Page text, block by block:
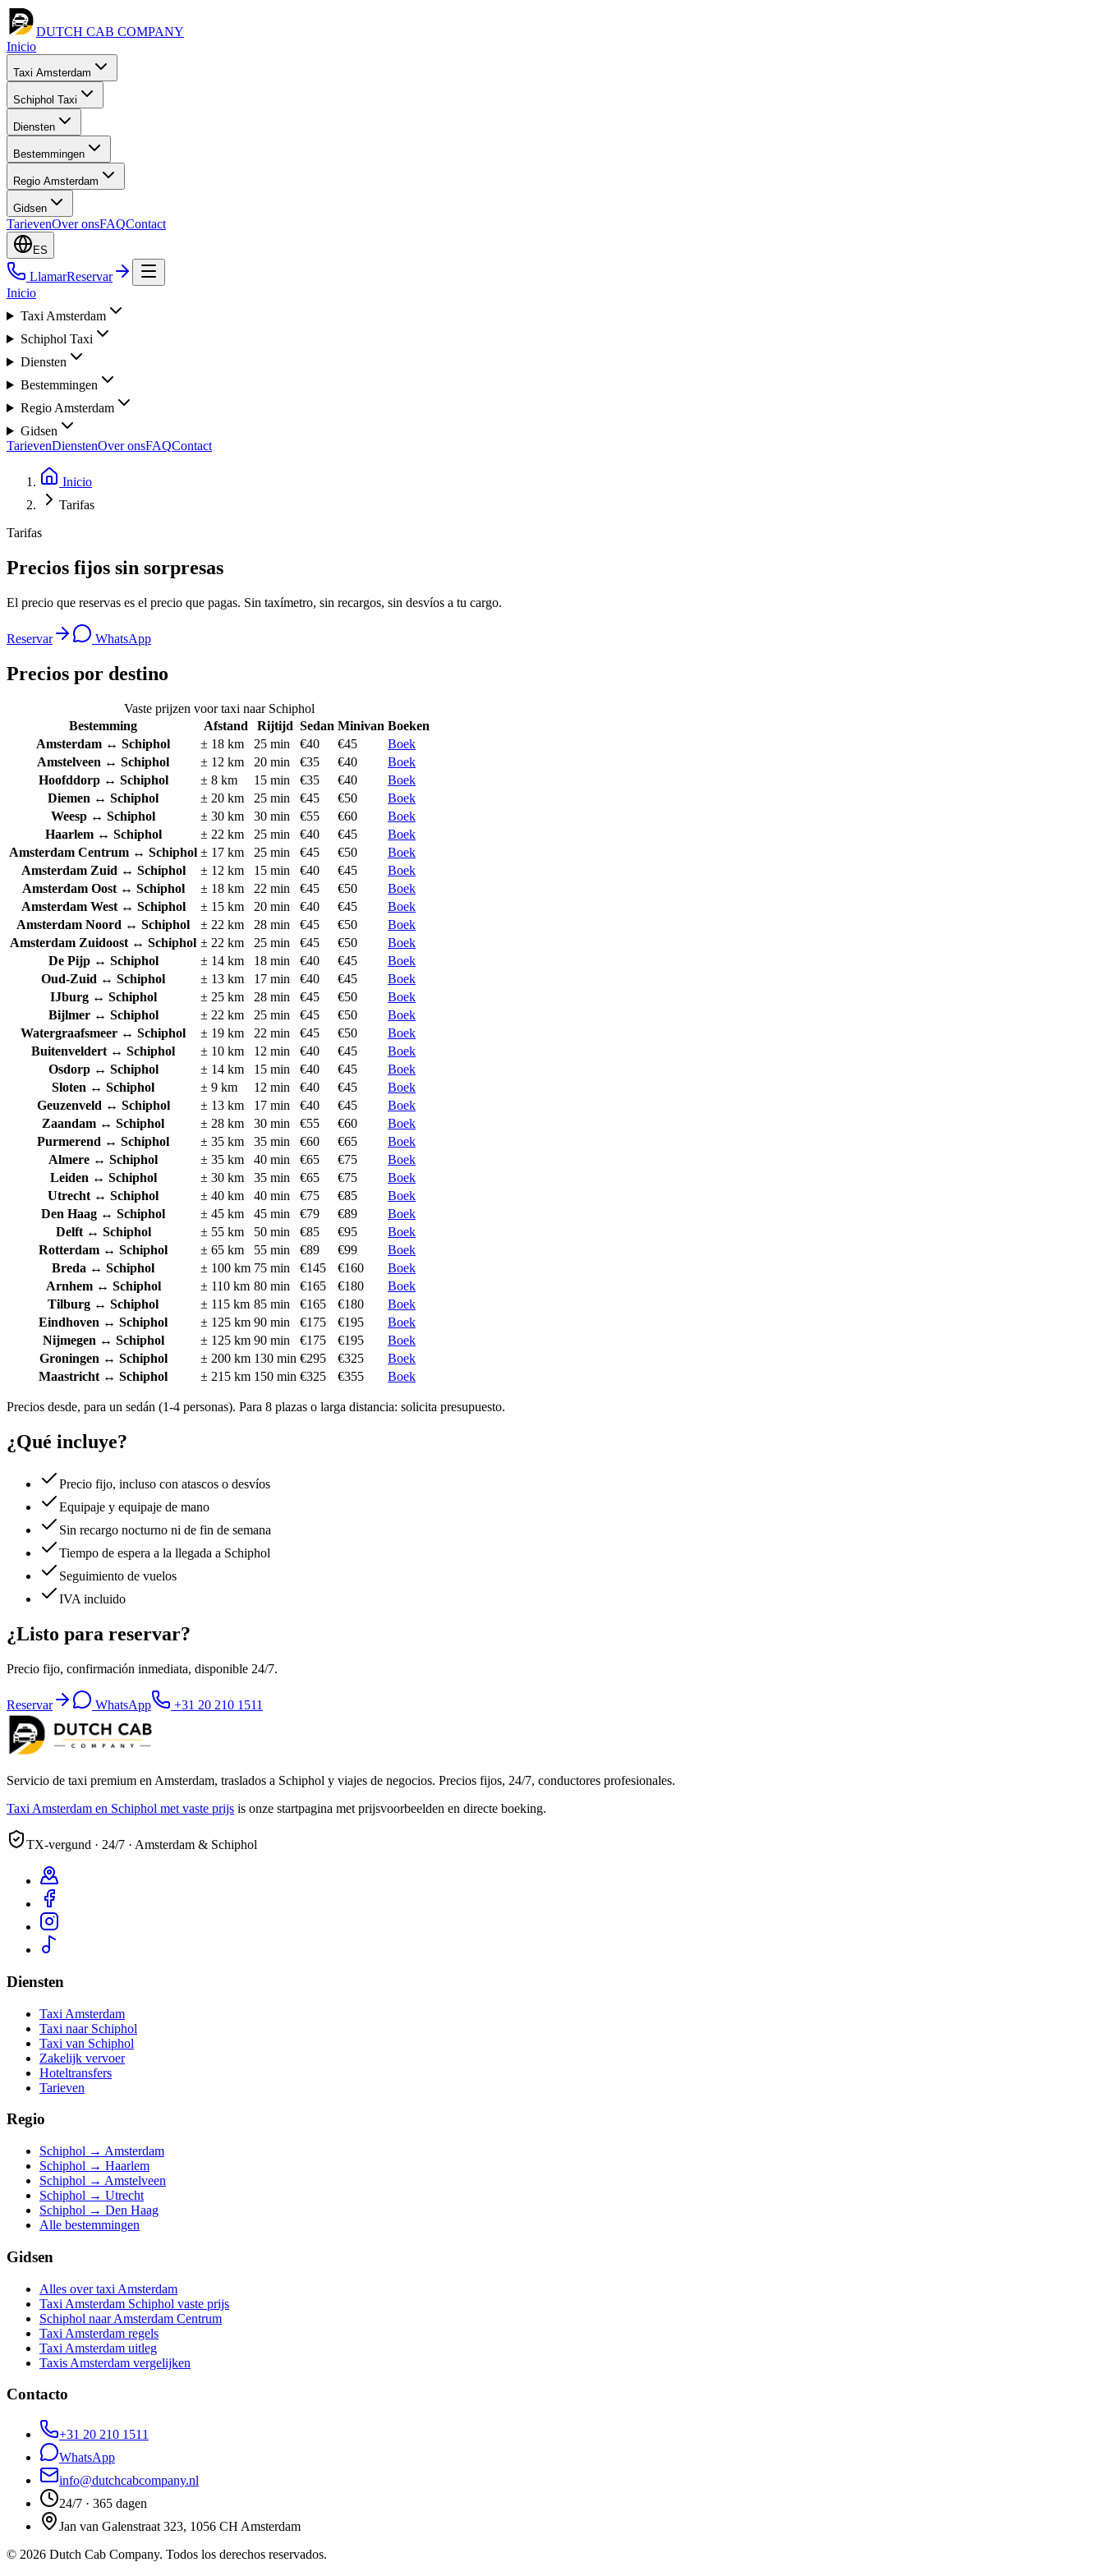
DUTCH CAB COMPANY
Inicio
Taxi Amsterdam
Schiphol Taxi
Diensten
Bestemmingen
Regio Amsterdam
Gidsen
TarievenOver onsFAQContact
ES
LlamarReservar
Inicio
Taxi Amsterdam
Schiphol Taxi
Diensten
Bestemmingen
Regio Amsterdam
Gidsen
TarievenDienstenOver onsFAQContact
Inicio
Tarifas
Tarifas
Precios fijos sin sorpresas
El precio que reservas es el precio que pagas. Sin taxímetro, sin recargos, sin desvíos a tu cargo.
Reservar WhatsApp
Precios por destino
Vaste prijzen voor taxi naar Schiphol
Bestemming
Afstand Rijtijd Sedan Minivan Boeken
Amsterdam ↔ Schiphol ± 18 km 25 min €40 €45
Boek
Amstelveen ↔ Schiphol ± 12 km 20 min €35 €40
Boek
Hoofddorp↔ Schiphol ± 8 km 15 min €35 €40
Boek
Diemen ↔ Schiphol ± 20 km 25 min €45 €50
Boek
Weesp ↔ Schiphol ± 30 km 30 min €55 €60
Boek
Haarlem↔ Schiphol ± 22 km 25 min €40 €45
Boek
Amsterdam Centrum ↔ Schiphol ± 17 km 25 min €45 €50
Boek
Amsterdam Zuid ↔ Schiphol ± 12 km 15 min €40 €45
Boek
Amsterdam Oost↔ Schiphol ± 18 km 22 min €45 €50
Boek
Amsterdam West↔ Schiphol ± 15 km 20 min €40 €45
Boek
Amsterdam Noord ↔ Schiphol ± 22 km 28 min €45 €50
Boek
Amsterdam Zuidoost ↔ Schiphol ± 22 km 25 min €45 €50
Boek
De Pijp↔ Schiphol ± 14 km 18 min €40 €45
Boek
Oud-Zuid ↔ Schiphol ± 13 km 17 min €40 €45
Boek
IJburg↔ Schiphol ± 25 km 28 min €45 €50
Boek
Bijlmer↔ Schiphol ± 22 km 25 min €45 €50
Boek
Watergraafsmeer ↔ Schiphol ± 19 km 22 min €45 €50
Boek
Buitenveldert ↔ Schiphol ± 10 km 12 min €40 €45
Boek
Osdorp↔ Schiphol ± 14 km 15 min €40 €45
Boek
Sloten ↔ Schiphol ± 9 km 12 min €40 €45
Boek
Geuzenveld ↔ Schiphol ± 13 km 17 min €40 €45
Boek
Zaandam ↔ Schiphol ± 28 km 30 min €55 €60
Boek
Purmerend ↔ Schiphol ± 35 km 35 min €60 €65
Boek
Almere ↔ Schiphol ± 35 km 40 min €65 €75
Boek
Leiden ↔ Schiphol ± 30 km 35 min €65 €75
Boek
Utrecht ↔ Schiphol ± 40 km 40 min €75 €85
Boek
Den Haag ↔ Schiphol ± 45 km 45 min €79 €89
Boek
Delft↔ Schiphol ± 55 km 50 min €85 €95
Boek
Rotterdam ↔ Schiphol ± 65 km 55 min €89 €99
Boek
Breda ↔ Schiphol ± 100 km 75 min €145 €160
Boek
Arnhem↔ Schiphol ± 110 km 80 min €165 €180
Boek
Tilburg ↔ Schiphol ± 115 km 85 min €165 €180
Boek
Eindhoven ↔ Schiphol ± 125 km 90 min €175 €195
Boek
Nijmegen ↔ Schiphol ± 125 km 90 min €175 €195
Boek
Groningen ↔ Schiphol ± 200 km 130 min €295 €325
Boek
Maastricht ↔ Schiphol ± 215 km 150 min €325 €355 Boek
Precios desde, para un sedán (1-4 personas). Para 8 plazas o larga distancia: solicita presupuesto.
¿Qué incluye?
Precio fijo, incluso con atascos o desvíos
Equipaje y equipaje de mano
Sin recargo nocturno ni de fin de semana
Tiempo de espera a la llegada a Schiphol
Seguimiento de vuelos
IVA incluido
¿Listo para reservar?
Precio fijo, confirmación inmediata, disponible 24/7.
Reservar WhatsApp +31 20 210 1511
Servicio de taxi premium en Amsterdam, traslados a Schiphol y viajes de negocios. Precios fijos, 24/7, conductores profesionales.
Taxi Amsterdam en Schiphol met vaste prijs is onze startpagina met prijsvoorbeelden en directe boeking.
TX-vergund · 24/7 · Amsterdam & Schiphol
Diensten
Taxi Amsterdam
Taxi naar Schiphol
Taxi van Schiphol
Zakelijk vervoer
Hoteltransfers
Tarieven
Regio
Schiphol → Amsterdam
Schiphol → Haarlem
Schiphol → Amstelveen
Schiphol → Utrecht
Schiphol → Den Haag
Alle bestemmingen
Gidsen
Alles over taxi Amsterdam
Taxi Amsterdam Schiphol vaste prijs
Schiphol naar Amsterdam Centrum
Taxi Amsterdam regels
Taxi Amsterdam uitleg
Taxis Amsterdam vergelijken
Contacto
+31 20 210 1511
WhatsApp
info@dutchcabcompany.nl
24/7 · 365 dagen
Jan van Galenstraat 323, 1056 CH Amsterdam
© 2026 Dutch Cab Company. Todos los derechos reservados.